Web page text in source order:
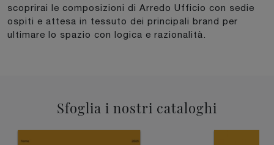
scoprirai le composizioni di Arredo Ufficio con sedie
ospiti e attesa in tessuto dei principali brand per
ultimare lo spazio con logica e razionalità.
Sfoglia i nostri cataloghi